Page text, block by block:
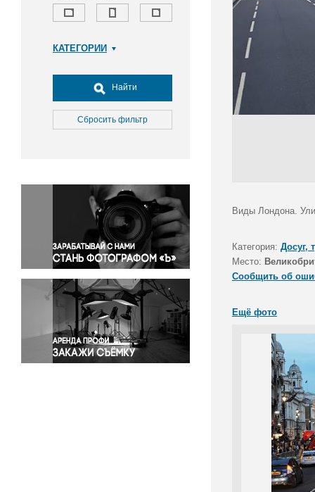
КАТЕГОРИИ
Досуг, туризм и отдых
Культура
Медицина
Окружающая среда
Политика
Правосудие
Происшествия и конфликты
Религия
Светская жизнь
Спорт
Экология
Экономика и бизнес
Найти
Сбросить фильтр
Виды Лондона.
Категория: Досуг,
Место:
Сообщить об
Ещё фото